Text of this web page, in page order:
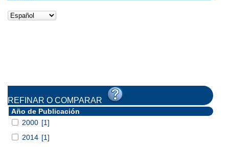
REFINAR O COMPARAR
Año de Publicación
2000 [1]
2014 [1]